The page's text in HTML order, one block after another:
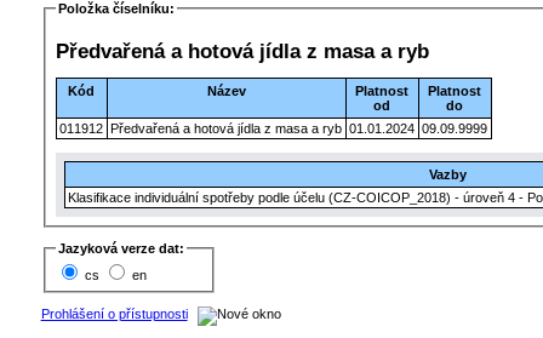
Položka číselníku:
Předvařená a hotová jídla z masa a ryb
Kód Název
Platnost
od
Platnost
do
011912 Předvařená a hotová jídla z masa a ryb 01.01.2024 09.09.9999
Vazby
Klasifikace individuální spotřeby podle účelu (CZ-COICOP_2018) - úroveň 4 -
Jazyková verze dat:
cs
en
Prohlášení o přístupnosti